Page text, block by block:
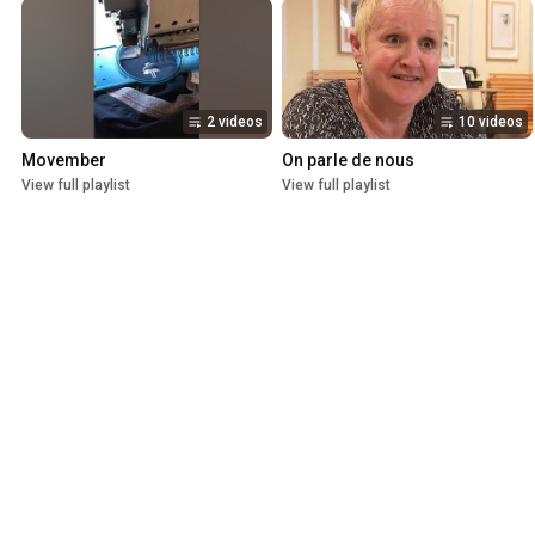
2 videos
Movember
View full playlist
10 videos
On parle de nous
View full playlist